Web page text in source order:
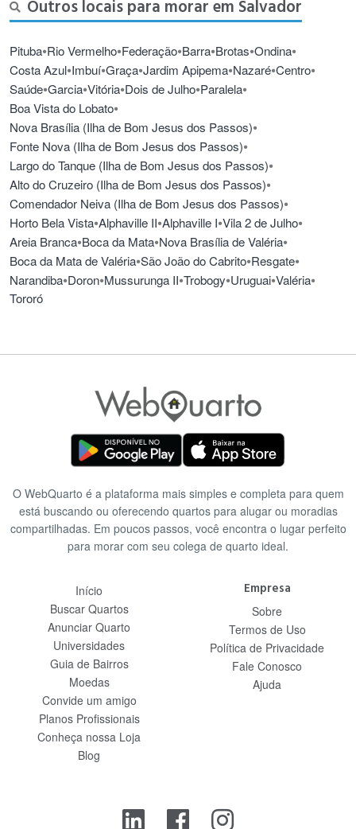
Outros locais para morar em Salvador
Pituba•Rio Vermelho•Federação•Barra•Brotas•Ondina•
Costa Azul•Imbuí•Graça•Jardim Apipema•Nazaré•Centro•
Saúde•Garcia•Vitória•Dois de Julho•Paralela•
Boa Vista do Lobato•
Nova Brasília (Ilha de Bom Jesus dos Passos)•
Fonte Nova (Ilha de Bom Jesus dos Passos)•
Largo do Tanque (Ilha de Bom Jesus dos Passos)•
Alto do Cruzeiro (Ilha de Bom Jesus dos Passos)•
Comendador Neiva (Ilha de Bom Jesus dos Passos)•
Horto Bela Vista•Alphaville II•Alphaville I•Vila 2 de Julho•
Areia Branca•Boca da Mata•Nova Brasília de Valéria•
Boca da Mata de Valéria•São João do Cabrito•Resgate•
Narandiba•Doron•Mussurunga II•Trobogy•Uruguai•Valéria•
Tororó
O WebQuarto é a plataforma mais simples e completa para quem
está buscando ou oferecendo quartos para alugar ou moradias
compartilhadas. Em poucos passos, você encontra o lugar perfeito
para morar com seu colega de quarto ideal.
Início
Buscar Quartos
Anunciar Quarto
Universidades
Guia de Bairros
Moedas
Convide um amigo
Planos Profissionais
Conheça nossa Loja
Blog
Empresa
Sobre
Termos de Uso
Política de Privacidade
Fale Conosco
Ajuda